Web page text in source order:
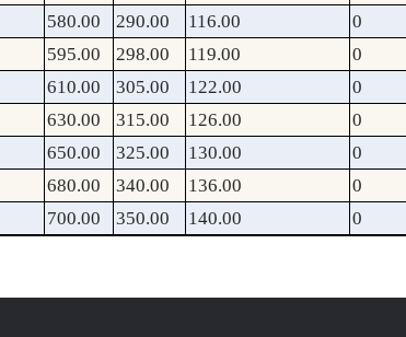
580.00 290.00 116.00 0
595.00 298.00 119.00 0
610.00 305.00 122.00 0
630.00 315.00 126.00 0
650.00 325.00 130.00 0
680.00 340.00 136.00 0
700.00 350.00 140.00 0